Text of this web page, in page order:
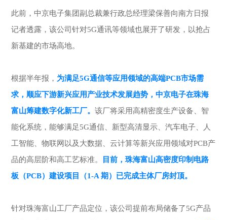
此前，中京电子集团副总裁兼行政总经理梁保善向南方日报
记者透露，该公司针对5G通讯等领域也展开了研发，以抢占
新基建的市场高地。
根据半年报， 为满足5G通信等应用领域的高端PCB市场需
求，顺应下游新兴应用产业技术发展趋势，中京电子在珠海
富山筹建数字化新工厂。该厂将采用高精密度生产设备、智
能化系统，能够满足5G通信、新型高清显示、汽车电子、人
工智能、物联网以及大数据、云计算等新兴应用领域对PCB产
品的高层阶和高工艺标准。
目前，珠海富山高密度印制电路
板（PCB）建设项目（1-A 期）已完成主体厂房封顶。
针对珠海富山工厂产品定位，该公司提前布局储备了5G产品